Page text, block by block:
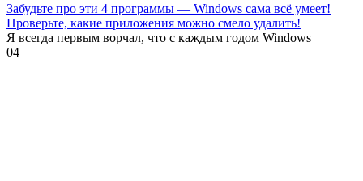
Забудьте про эти 4 программы — Windows сама всё умеет!
Проверьте, какие приложения можно смело удалить!
Я всегда первым ворчал, что с каждым годом Windows
04